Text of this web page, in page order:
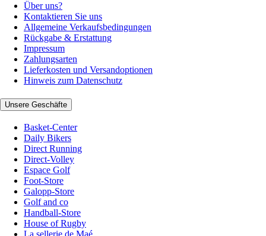
Über uns?
Kontaktieren Sie uns
Allgemeine Verkaufsbedingungen
Rückgabe & Erstattung
Impressum
Zahlungsarten
Lieferkosten und Versandoptionen
Hinweis zum Datenschutz
Unsere Geschäfte
Basket-Center
Daily Bikers
Direct Running
Direct-Volley
Espace Golf
Foot-Store
Galopp-Store
Golf and co
Handball-Store
House of Rugby
La sellerie de Maé